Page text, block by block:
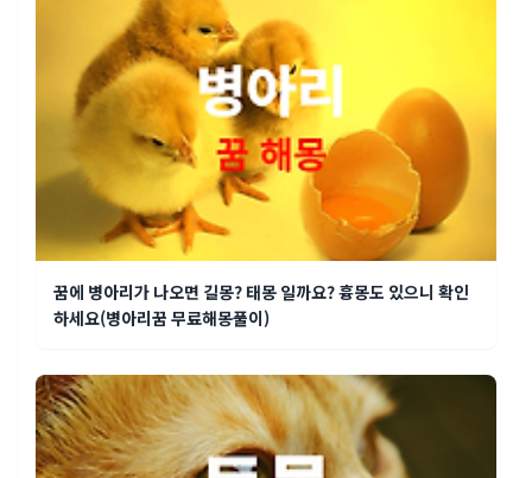
꿈에 병아리가 나오면 길몽? 태몽 일까요? 흉몽도 있으니 확인
하세요(병아리꿈 무료해몽풀이)